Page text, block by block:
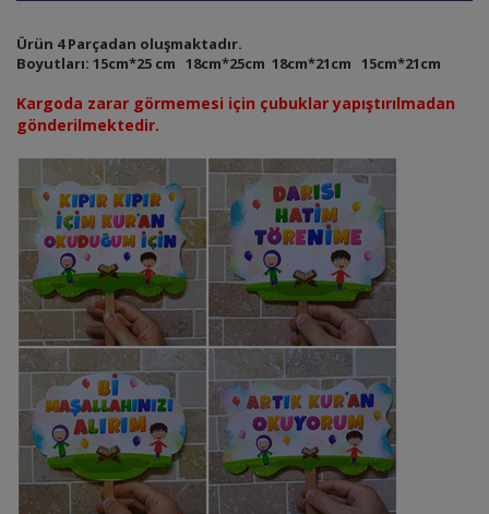
Ürün 4 Parçadan oluşmaktadır.
Boyutları: 15cm*25 cm 18cm*25cm 18cm*21cm 15cm*21cm
Kargoda zarar görmemesi için çubuklar yapıştırılmadan
gönderilmektedir.